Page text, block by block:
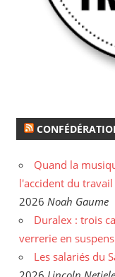
Quand la
l'accident du
2026 Noah Gaume
Duralex : trois
verrerie en suspens
Les salariés du